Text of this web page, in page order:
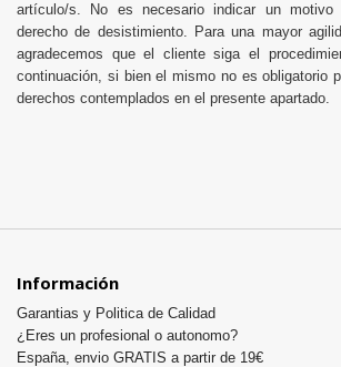
artículo/s. No es necesario indicar un motivo
derecho de desistimiento. Para una mayor
agradecemos que el cliente siga el
continuación, si bien el mismo no es obligatorio
derechos contemplados en el presente apartado.
Información
Garantias y Politica de Calidad
¿Eres un profesional o autonomo?
España, envio GRATIS a partir de 19€